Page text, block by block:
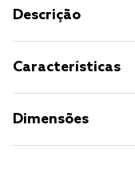
Descrição
Características
Dimensões